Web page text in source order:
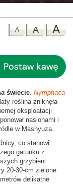
A
A
A
świecie. Nymphaea
roślina zniknęła
eksploatacji
nasionami i
w Mashyuza.
co stanowi
gatunku z
grzybieni
20-30-cm zielone
delikatne